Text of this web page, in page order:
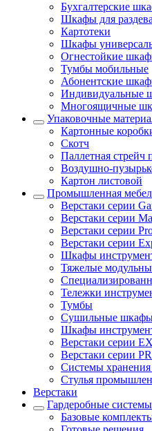
Бухгалтерские
Шкафы для
Картотеки
Шкафы
Огнестойкие
Тумбы мобильные
Абонентские
Индивидуальные
Многоящичные
Упаковочные
Картонные
Скотч
Паллетная стрейч
Воздушно-
Картон листовой
Промышленная
Верстаки серии
Верстаки серии
Верстаки серии
Верстаки серии
Шкафы
Тяжелые
Тележки
Тумбы
Cушильные
Шкафы
Верстаки серии
Верстаки серии
Системы
Стулья
Верстаки
Гардеробные системы
Базовые